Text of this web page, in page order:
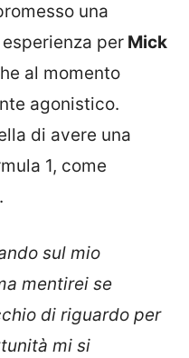
una
per Mick
al momento
agonistico.
di avere una
1, come
sul mio
mentirei se
di riguardo per
mi si